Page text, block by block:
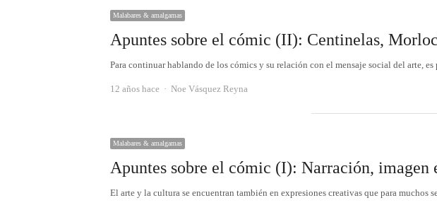
Malabares & amalgamas
Apuntes sobre el cómic (II): Centinelas,
Para continuar hablando de los cómics y su relación con el mensaje social del arte,
12 años hace Autor
Noe Vásquez Reyna
Malabares & amalgamas
Apuntes sobre el cómic (I): Narración, imagen
El arte y la cultura se encuentran también en expresiones creativas que para muchos